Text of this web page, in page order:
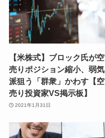
【米株式】ブロック氏が空
売りポジション縮小、弱気
派狙う「群衆」かわす【空
売り投資家VS掲示板】
2021年1月31日